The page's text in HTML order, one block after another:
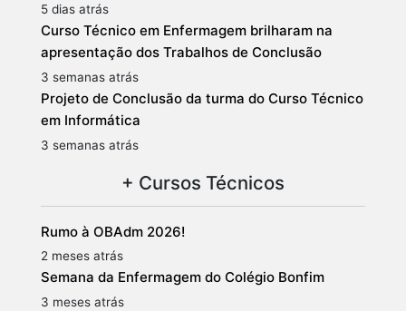
5 dias atrás
Curso Técnico em Enfermagem brilharam na
apresentação dos Trabalhos de Conclusão
3 semanas atrás
Projeto de Conclusão da turma do Curso Técnico
em Informática
3 semanas atrás
+ Cursos Técnicos
Rumo à OBAdm 2026!
2 meses atrás
Semana da Enfermagem do Colégio Bonfim
3 meses atrás